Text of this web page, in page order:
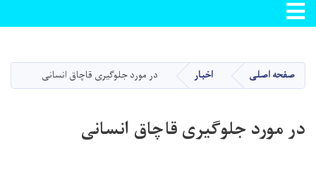
main
content
Toggle navigation
صفحه اصلی اخبار در مورد جلوګیری قاچاق انسانی
در مورد جلوګیری قاچاق انسانی